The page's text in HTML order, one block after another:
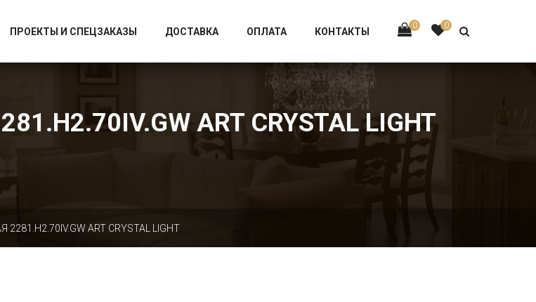
0 0
ПРОЕКТЫ И СПЕЦЗАКАЗЫ ДОСТАВКА ОПЛАТА КОНТАКТЫ
ART CRYSTAL LIGHT
ART CRYSTAL LIGHT